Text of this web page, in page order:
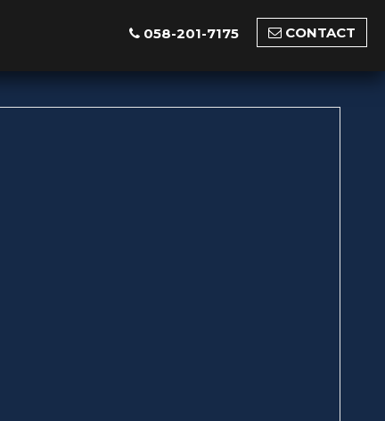
058-201-7175 CONTACT